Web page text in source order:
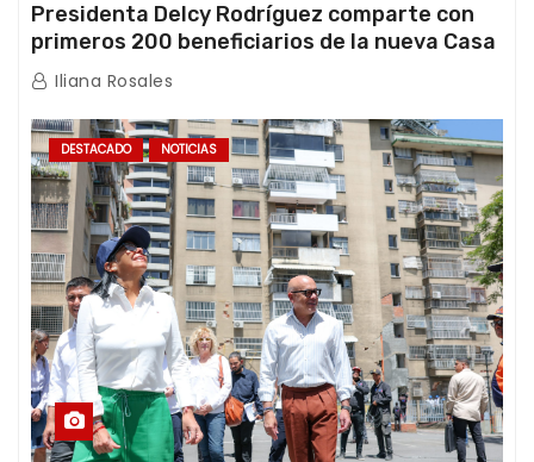
Presidenta Delcy Rodríguez comparte con
primeros 200 beneficiarios de la nueva Casa
de los Abuelos “La Primavera” en Caracas
Iliana Rosales
DESTACADO NOTICIAS